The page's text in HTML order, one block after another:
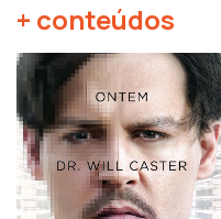
+ conteúdos